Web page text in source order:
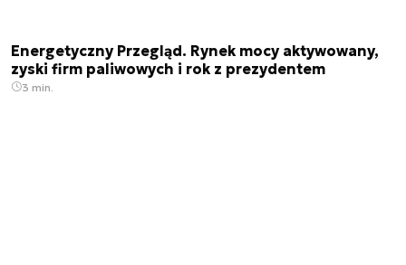
Energetyczny Przegląd. Rynek mocy aktywowany,
zyski firm paliwowych i rok z prezydentem
3 min.